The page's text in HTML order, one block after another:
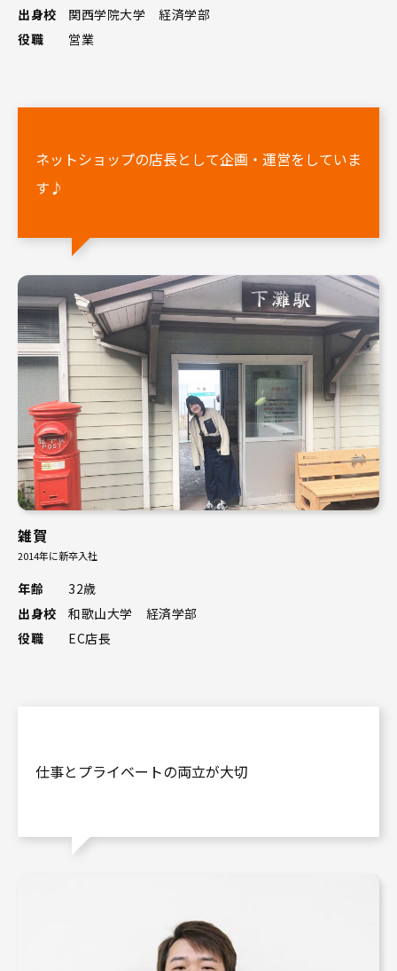
出身校
関西学院大学 経済学部
役職
営業
ネットショップの店長として企画・運営をしていま
す♪
雑賀
2014年に新卒入社
年齢
32歳
出身校
和歌山大学 経済学部
役職
EC店長
仕事とプライベートの両立が大切